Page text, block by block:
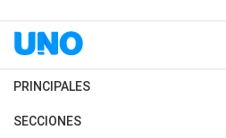
PRINCIPALES
Últimas Noticias
SECCIONES